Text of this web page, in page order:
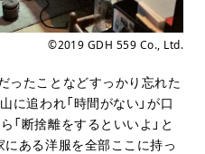
©︎2019 GDH 559 Co., Ltd.
ったことなどすっかり忘れた
に追われ「時間がない」が口
「断捨離をするといいよ」と
にある洋服を全部ここに持っ